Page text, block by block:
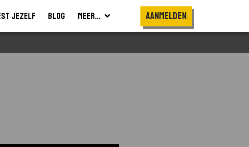
jezelf Blog Meer... Aanmelden